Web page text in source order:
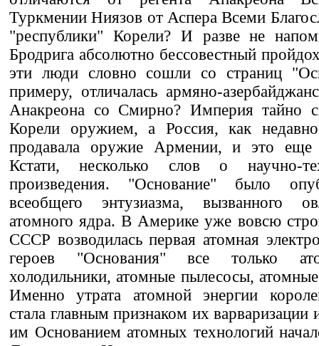
Туркмении Ниязов от Аспера Всеми
"республики" Корели? И разве не
Бродрига абсолютно бессовестный
эти люди словно сошли со страниц
примеру, отличалась армяно-
Анакреона со Смирно? Империя тайно
Корели оружием, а Россия, как
продавала оружие Армении, и это еще
Кстати, несколько слов о научно-
произведения. "Основание" было
всеобщего энтузиазма, вызванного
атомного ядра. В Америке уже вовсю
СССР возводилась первая атомная
героев "Основания" все только
холодильники, атомные пылесосы,
Именно утрата атомной энергии
стала главным признаком их варваризации
им Основанием атомных технологий